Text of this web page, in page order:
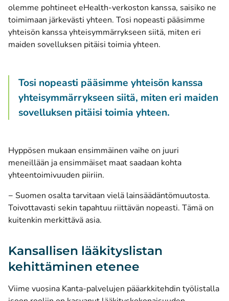
olemme pohtineet eHealth-verkoston kanssa, saisiko ne
toimimaan järkevästi yhteen. Tosi nopeasti pääsimme
yhteisön kanssa yhteisymmärrykseen siitä, miten eri
maiden sovelluksen pitäisi toimia yhteen.
Tosi nopeasti pääsimme yhteisön kanssa
yhteisymmärrykseen siitä, miten eri maiden
sovelluksen pitäisi toimia yhteen.
Hyppösen mukaan ensimmäinen vaihe on juuri
meneillään ja ensimmäiset maat saadaan kohta
yhteentoimivuuden piiriin.
− Suomen osalta tarvitaan vielä lainsäädäntömuutosta.
Toivottavasti sekin tapahtuu riittävän nopeasti. Tämä on
kuitenkin merkittävä asia.
Kansallisen lääkityslistan
kehittäminen etenee
Viime vuosina Kanta-palvelujen pääarkkitehdin työlistalla